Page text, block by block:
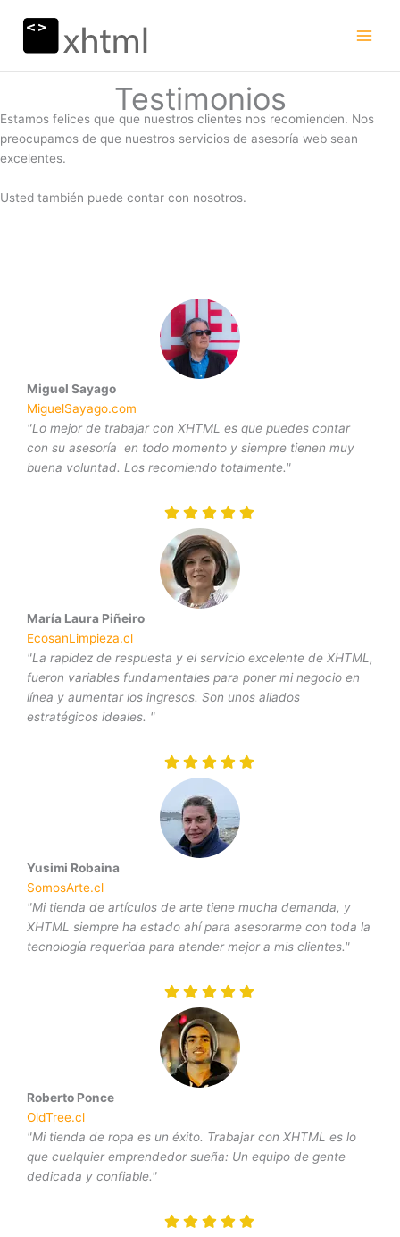
contenido
Testimonios
Estamos felices que que nuestros clientes nos recomienden. Nos
preocupamos de que nuestros servicios de asesoría web sean
excelentes.
Usted también puede contar con nosotros.
Miguel Sayago
MiguelSayago.com
"Lo mejor de trabajar con XHTML es que puedes contar
con su asesoría en todo momento y siempre tienen muy
buena voluntad. Los recomiendo totalmente."
María Laura Piñeiro
EcosanLimpieza.cl
"La rapidez de respuesta y el servicio excelente de XHTML,
fueron variables fundamentales para poner mi negocio en
línea y aumentar los ingresos. Son unos aliados
estratégicos ideales. "
Yusimi Robaina
SomosArte.cl
"Mi tienda de artículos de arte tiene mucha demanda, y
XHTML siempre ha estado ahí para asesorarme con toda la
tecnología requerida para atender mejor a mis clientes."
Roberto Ponce
OldTree.cl
"Mi tienda de ropa es un éxito. Trabajar con XHTML es lo
que cualquier emprendedor sueña: Un equipo de gente
dedicada y confiable."